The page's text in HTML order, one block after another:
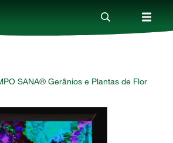
SANA® Gerânios e Plantas de Flor